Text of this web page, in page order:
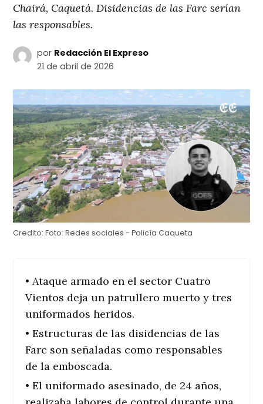
Chairá, Caquetá. Disidencias de las Farc serían
las responsables.
por Redacción El Expreso
21 de abril de 2026
Credito: Foto: Redes sociales - Policía Caqueta
• Ataque armado en el sector Cuatro
Vientos deja un patrullero muerto y tres
uniformados heridos.
• Estructuras de las disidencias de las
Farc son señaladas como responsables
de la emboscada.
• El uniformado asesinado, de 24 años,